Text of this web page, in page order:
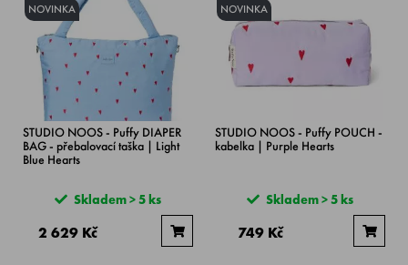
NOVINKA
STUDIO NOOS - Puffy DIAPER
BAG - přebalovací taška | Light
Blue Hearts
Skladem > 5 ks
2 629 Kč
NOVINKA
STUDIO NOOS - Puffy POUCH -
kabelka | Purple Hearts
Skladem > 5 ks
749 Kč